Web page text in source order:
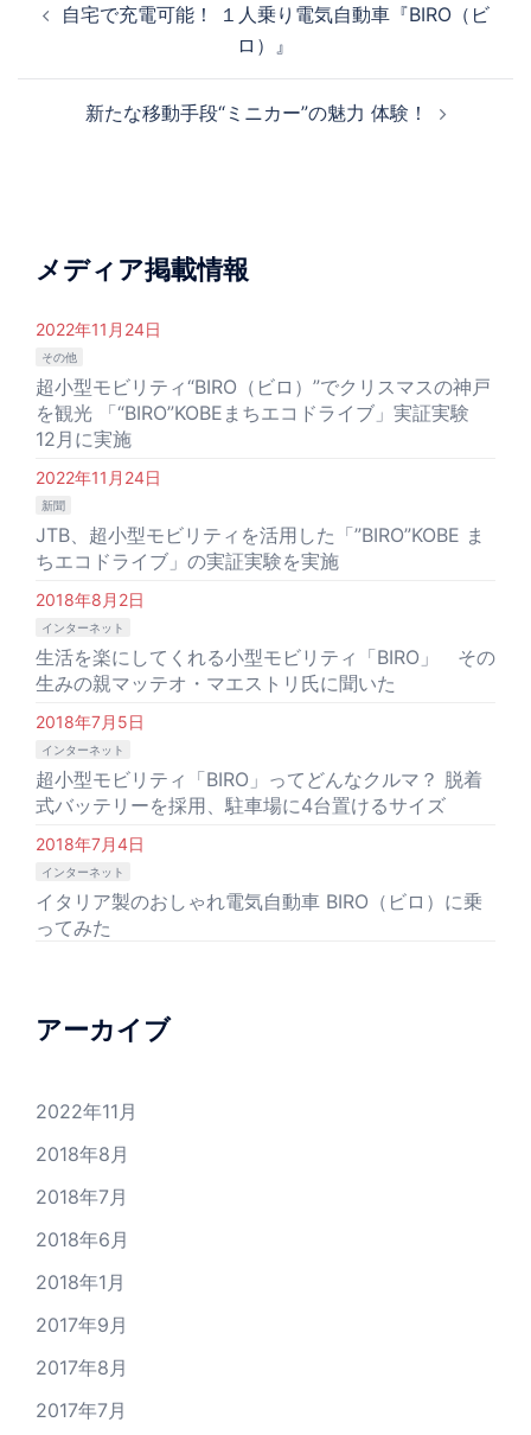
稿
ン
自宅で充電可能！ １人乗り電気自動車『BIRO（ビ
ロ）』
新たな移動手段“ミニカー”の魅力 体験！
メディア掲載情報
2022年11月24日
その他
超小型モビリティ“BIRO（ビロ）”でクリスマスの神戸
を観光 「“BIRO”KOBEまちエコドライブ」実証実験
12月に実施
2022年11月24日
新聞
JTB、超小型モビリティを活用した「”BIRO”KOBE ま
ちエコドライブ」の実証実験を実施
2018年8月2日
インターネット
生活を楽にしてくれる小型モビリティ「BIRO」 その
生みの親マッテオ・マエストリ氏に聞いた
2018年7月5日
インターネット
超小型モビリティ「BIRO」ってどんなクルマ？ 脱着
式バッテリーを採用、駐車場に4台置けるサイズ
2018年7月4日
インターネット
イタリア製のおしゃれ電気自動車 BIRO（ビロ）に乗
ってみた
アーカイブ
2022年11月
2018年8月
2018年7月
2018年6月
2018年1月
2017年9月
2017年8月
2017年7月